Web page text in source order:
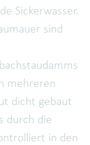
Sickerwasser.
sind
mehreren
dicht gebaut
durch die
in den